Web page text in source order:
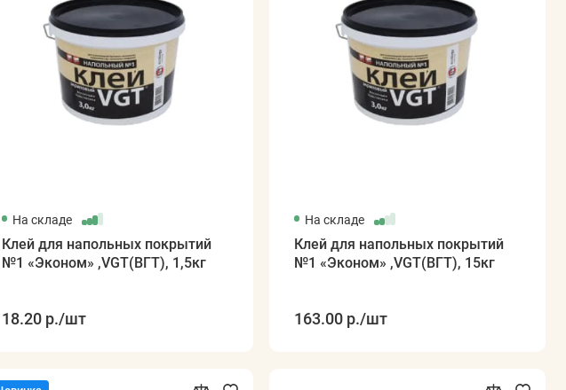
На складе
Клей для напольных покрытий
№1 «Эконом» ,VGT(ВГТ), 1,5кг
18.20 р./шт
На складе
Клей для напольных покрытий
№1 «Эконом» ,VGT(ВГТ), 15кг
163.00 р./шт